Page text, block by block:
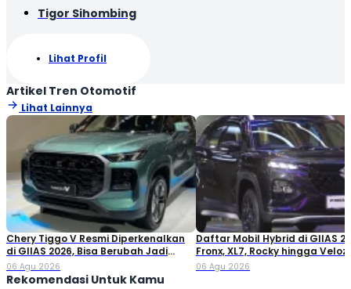
Tigor Sihombing
Lihat Profil
Artikel Tren Otomotif
Lihat Lainnya
Chery Tiggo V Resmi Diperkenalkan
di GIIAS 2026, Bisa Berubah Jadi
Double Cabin
06 Agu 2026
Daftar Mobil Hybrid di GIIAS
Fronx, XL7, Rocky hingga Veloz!
06 Agu 2026
Rekomendasi Untuk Kamu